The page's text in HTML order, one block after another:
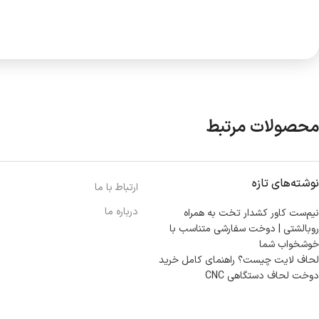
محصولات مرتبط
نوشته‌های تازه
نیم‌ست کاور کشدار تخت به همراه
روبالشتی | دوخت سفارشی متناسب با
خوشخواب شما
لحاف لایت چیست؟ راهنمای کامل خرید
دوخت لحاف دستگاهی CNC
ارتباط با ما
درباره ما